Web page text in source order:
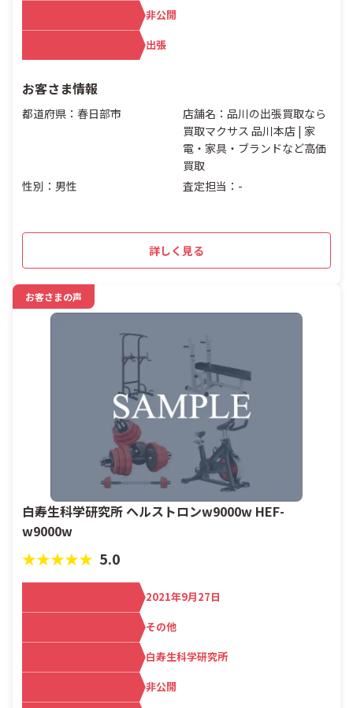
非公開
出張
お客さま情報
都道府県：春日部市
店舗名：品川の出張買取なら
買取マクサス 品川本店 | 家
電・家具・ブランドなど高価
買取
性別：男性
査定担当：-
詳しく見る
お客さまの声
白寿生科学研究所 ヘルストロンw9000w HEF-
w9000w
★★★★★ 5.0
2021年9月27日
その他
白寿生科学研究所
非公開